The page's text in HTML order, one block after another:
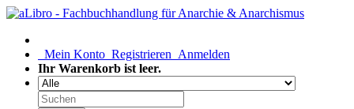
Mein Konto Registrieren Anmelden
Ihr Warenkorb ist leer.